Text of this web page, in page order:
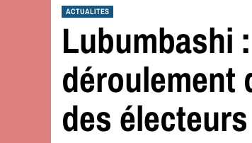
ACTUALITES
Lubumbashi
déroulement
des électeurs